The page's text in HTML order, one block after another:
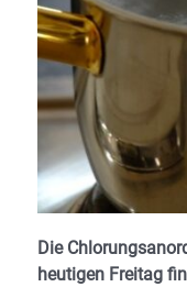
Die
heutigen Freitag